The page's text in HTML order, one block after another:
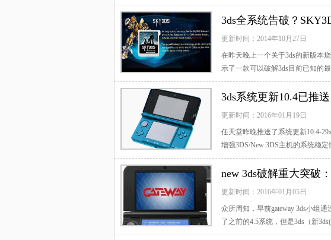
下：...[查看全文]
3ds全系统告破？
更新时间：2014年10月27日
在昨天晚上一个关于3ds的新版本
示了一款可以破解3ds目前已知的
通过视频...[查看全文]
3ds系统更新10.4已推
更新时间：2016年01月19日
任天堂昨晚推送了系统更新10.4-
增强3DS/New 3DS主机的系统稳定
new 3ds破解重大突破
更新时间：2016年01月05日
众所周知，早前gateway 3ds小组
了之前的4.5系统，但是3ds（新
于有了新...[查看全文]